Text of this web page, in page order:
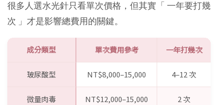
很多人選水光針只看單次價格，但其實「 一年要打幾
次 」才是影響總費用的關鍵。
成分類型 單次費用參考 一年打幾次
玻尿酸型 NT$8,000–15,000 4–12 次
微量肉毒 NT$12,000–15,000 2 次